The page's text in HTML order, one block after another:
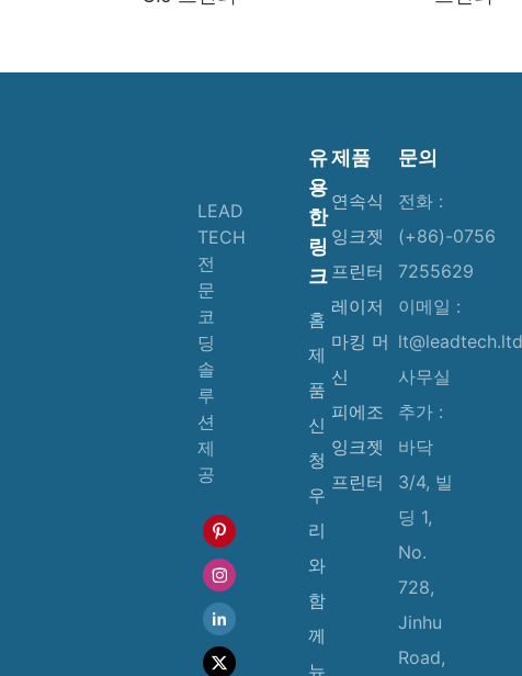
LEAD
TECH
전
문
코
딩
솔
루
션
제
공
유
용
한
링
크
홈
제
품
신
청
우
리
와
함
께
뉴
제품
연속식
잉크젯
프린터
레이저
마킹 머
신
피에조
잉크젯
프린터
문의
전화 :
(+86)-0756
7255629
이메일 :
lt@leadtech.ltd
사무실
추가 :
바닥
3/4, 빌
딩 1,
No.
728,
Jinhu
Road,